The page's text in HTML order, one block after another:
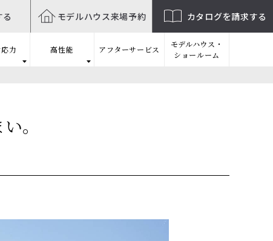
モデルハウス来場予約 カタログを請求する
力 高性能 アフターサービス
モデルハウス・
ショールーム
。